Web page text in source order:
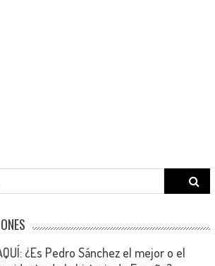
Search
¿Es Pedro Sánchez el mejor o el